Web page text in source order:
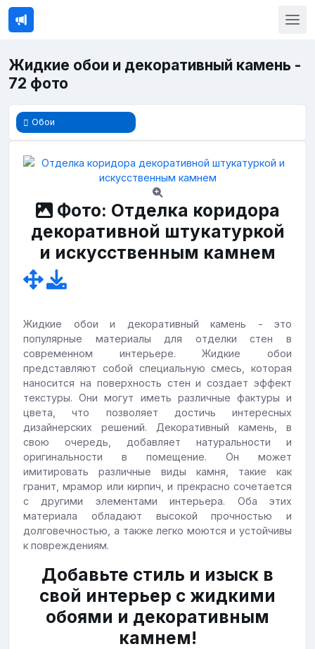
Жидкие обои и декоративный камень -
72 фото
Обои
Фото: Отделка коридора
декоративной штукатуркой
и искусственным камнем
Жидкие обои и декоративный камень - это
популярные материалы для отделки стен в
современном интерьере. Жидкие обои
представляют собой специальную смесь, которая
наносится на поверхность стен и создает эффект
текстуры. Они могут иметь различные фактуры и
цвета, что позволяет достичь интересных
дизайнерских решений. Декоративный камень, в
свою очередь, добавляет натуральности и
оригинальности в помещение. Он может
имитировать различные виды камня, такие как
гранит, мрамор или кирпич, и прекрасно сочетается
с другими элементами интерьера. Оба этих
материала обладают высокой прочностью и
долговечностью, а также легко моются и устойчивы
к повреждениям.
Добавьте стиль и изыск в
свой интерьер с жидкими
обоями и декоративным
камнем!